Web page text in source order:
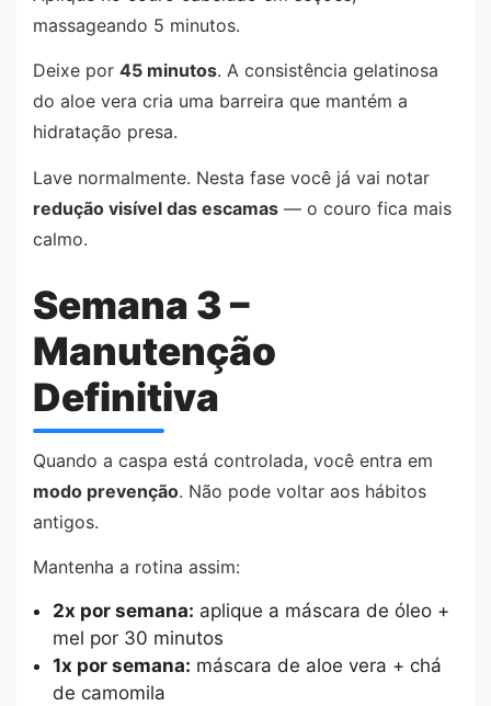
massageando 5 minutos.
Deixe por 45 minutos. A consistência gelatinosa
do aloe vera cria uma barreira que mantém a
hidratação presa.
Lave normalmente. Nesta fase você já vai notar
redução visível das escamas — o couro fica mais
calmo.
Semana 3 –
Manutenção
Definitiva
Quando a caspa está controlada, você entra em
modo prevenção. Não pode voltar aos hábitos
antigos.
Mantenha a rotina assim:
2x por semana: aplique a máscara de óleo +
mel por 30 minutos
1x por semana: máscara de aloe vera + chá
de camomila